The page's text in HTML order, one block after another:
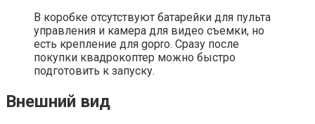
В коробке отсутствуют батарейки для пульта
управления и камера для видео съемки, но
есть крепление для gopro. Сразу после
покупки квадрокоптер можно быстро
подготовить к запуску.
Внешний вид